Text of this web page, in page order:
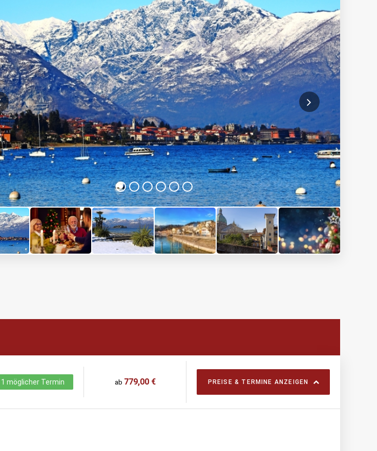
1 möglicher Termin ab 779,00 € PREISE & TERMINE ANZEIGEN